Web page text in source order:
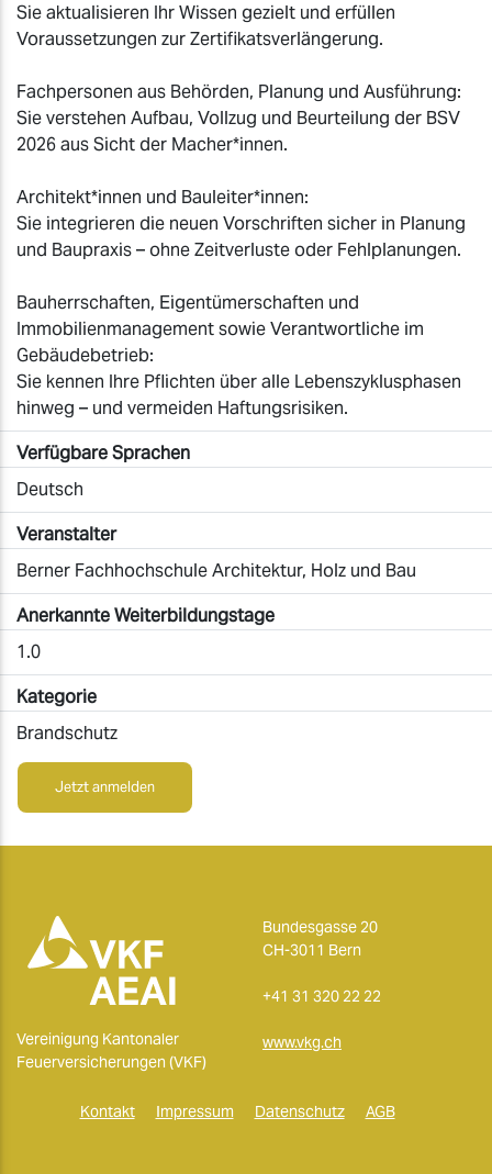
Sie aktualisieren Ihr Wissen gezielt und erfüllen
Voraussetzungen zur Zertifikatsverlängerung.
Fachpersonen aus Behörden, Planung und Ausführung:
Sie verstehen Aufbau, Vollzug und Beurteilung der BSV
2026 aus Sicht der Macher*innen.
Architekt*innen und Bauleiter*innen:
Sie integrieren die neuen Vorschriften sicher in Planung
und Baupraxis – ohne Zeitverluste oder Fehlplanungen.
Bauherrschaften, Eigentümerschaften und
Immobilienmanagement sowie Verantwortliche im
Gebäudebetrieb:
Sie kennen Ihre Pflichten über alle Lebenszyklusphasen
hinweg – und vermeiden Haftungsrisiken.
Verfügbare Sprachen
Deutsch
Veranstalter
Berner Fachhochschule Architektur, Holz und Bau
Anerkannte Weiterbildungstage
1.0
Kategorie
Brandschutz
Jetzt anmelden
Vereinigung Kantonaler
Feuerversicherungen (VKF)
Bundesgasse 20
CH-3011 Bern
+41 31 320 22 22
www.vkg.ch
Kontakt Impressum Datenschutz AGB